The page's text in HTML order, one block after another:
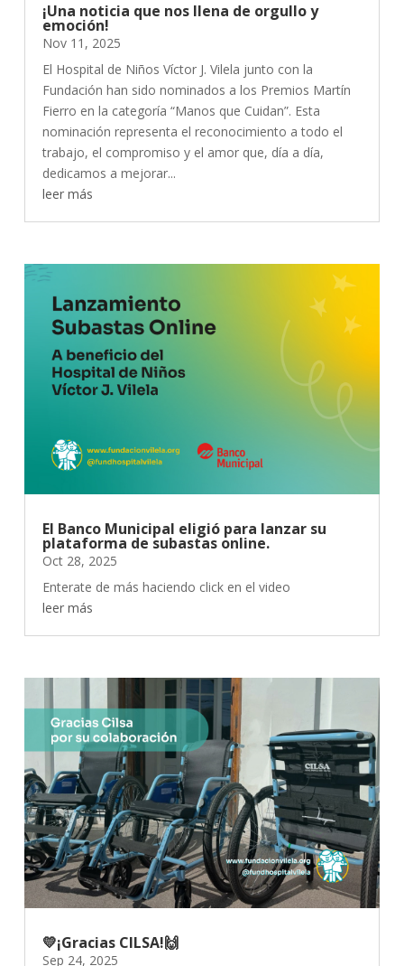
¡Una noticia que nos llena de orgullo y
emoción!
Nov 11, 2025
El Hospital de Niños Víctor J. Vilela junto con la
Fundación han sido nominados a los Premios Martín
Fierro en la categoría “Manos que Cuidan”. Esta
nominación representa el reconocimiento a todo el
trabajo, el compromiso y el amor que, día a día,
dedicamos a mejorar...
leer más
El Banco Municipal eligió para lanzar su
plataforma de subastas online.
Oct 28, 2025
Enterate de más haciendo click en el video
leer más
💛¡Gracias CILSA!🙌
Sep 24, 2025